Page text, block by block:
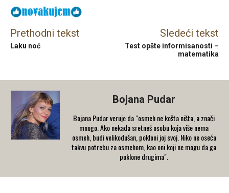
Prethodni tekst
Laku noć
Sledeći tekst
Test opšte informisanosti –
matematika
Bojana Pudar
Bojana Pudar veruje da "osmeh ne košta ništa, a znači
mnogo. Ako nekada sretneš osobu koja više nema
osmeh, budi velikodušan, pokloni joj svoj. Niko ne oseća
takvu potrebu za osmehom, kao oni koji ne mogu da ga
poklone drugima".